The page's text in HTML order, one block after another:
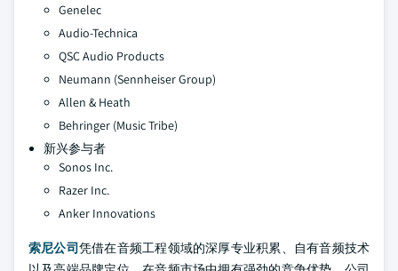
Genelec
Audio-Technica
QSC Audio Products
Neumann (Sennheiser Group)
Allen & Heath
Behringer (Music Tribe)
新兴参与者
Sonos Inc.
Razer Inc.
Anker Innovations
索尼公司凭借在音频工程领域的深厚专业积累、自有音频技术